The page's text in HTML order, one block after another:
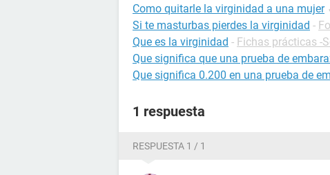
Como quitarle la virginidad a una mujer
Si te masturbas pierdes la virginidad -
Que es la virginidad - Fichas prácticas -
Que significa que una prueba de
Que significa 0.200 en una prueba de
1 respuesta
RESPUESTA 1 / 1